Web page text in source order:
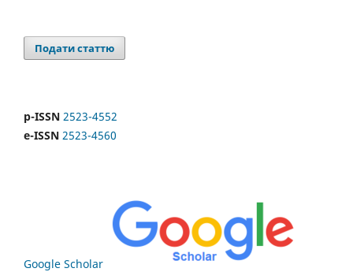
Подати статтю
p-ISSN 2523-4552
e-ISSN 2523-4560
Google Scholar